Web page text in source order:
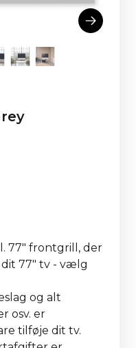
77" frontgrill, der
77" tv - vælg
og alt
osv. er
tilføje dit tv.